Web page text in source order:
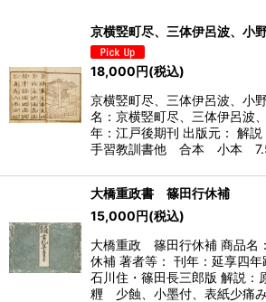
絞り込む
京横竪町尽、三体伊呂波、小
18,000円(税込)
京横竪町尽、三体伊呂波、小
名：京横竪町尽、三体伊呂波
年：江戸後期刊 出版元： 解
手習教訓書他 合本 小本
大橋重政書 篠田行休補
15,000円(税込)
大橋重政 篠田行休補 商品名
休補 著者等： 刊年：延享四
石川住・篠田長三郎版 解説
糎 少蝕、小墨付、表紙少痛